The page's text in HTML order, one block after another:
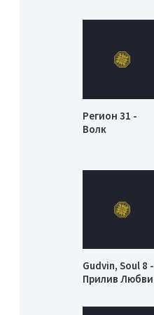
Регион 31 -
Волк
Gudvin, Soul 8 -
Прилив Любви